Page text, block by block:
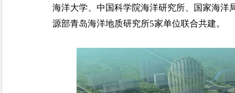
海洋大学、中国科学院海洋研究所、国家海
源部青岛海洋地质研究所5家单位联合共建。